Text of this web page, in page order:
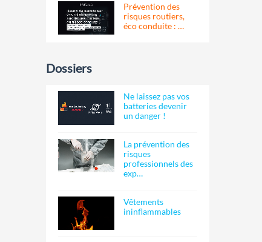
Prévention des
risques routiers,
éco conduite : …
Dossiers
Ne laissez pas vos
batteries devenir
un danger !
La prévention des
risques
professionnels des
exp…
Vêtements
ininflammables